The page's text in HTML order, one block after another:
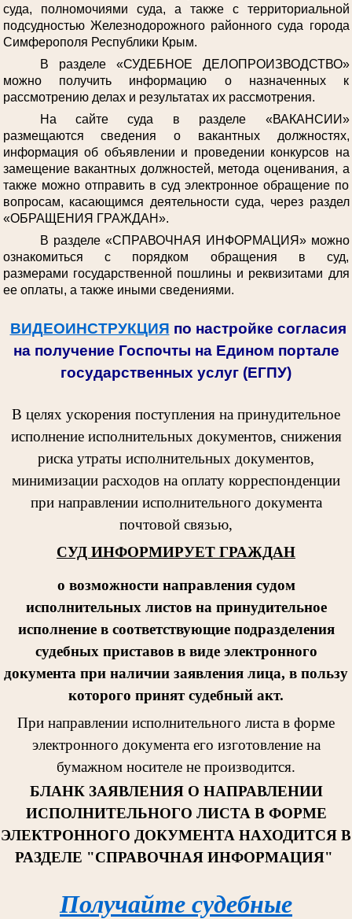
суда, полномочиями суда, а также с территориальной
подсудностью Железнодорожного районного суда города
Симферополя Республики Крым.
В разделе «СУДЕБНОЕ ДЕЛОПРОИЗВОДСТВО»
можно получить информацию о назначенных к
рассмотрению делах и результатах их рассмотрения.
На сайте суда в разделе «ВАКАНСИИ»
размещаются сведения о вакантных должностях,
информация об объявлении и проведении конкурсов на
замещение вакантных должностей, метода оценивания, а
также можно отправить в суд электронное обращение по
вопросам, касающимся деятельности суда, через раздел
«ОБРАЩЕНИЯ ГРАЖДАН».
В разделе «СПРАВОЧНАЯ ИНФОРМАЦИЯ» можно
ознакомиться с порядком обращения в суд,
размерами государственной пошлины и реквизитами для
ее оплаты, а также иными сведениями.
ВИДЕОИНСТРУКЦИЯ по настройке согласия
на получение Госпочты на Едином портале
государственных услуг (ЕГПУ)
В целях ускорения поступления на принудительное
исполнение исполнительных документов, снижения
риска утраты исполнительных документов,
минимизации расходов на оплату корреспонденции
при направлении исполнительного документа
почтовой связью,
СУД ИНФОРМИРУЕТ ГРАЖДАН
о возможности направления судом
исполнительных листов на принудительное
исполнение в соответствующие подразделения
судебных приставов в виде электронного
документа при наличии заявления лица, в пользу
которого принят судебный акт.
При направлении исполнительного листа в форме
электронного документа его изготовление на
бумажном носителе не производится.
БЛАНК ЗАЯВЛЕНИЯ О НАПРАВЛЕНИИ
ИСПОЛНИТЕЛЬНОГО ЛИСТА В ФОРМЕ
ЭЛЕКТРОННОГО ДОКУМЕНТА НАХОДИТСЯ В
РАЗДЕЛЕ "СПРАВОЧНАЯ ИНФОРМАЦИЯ"
Получайте судебные